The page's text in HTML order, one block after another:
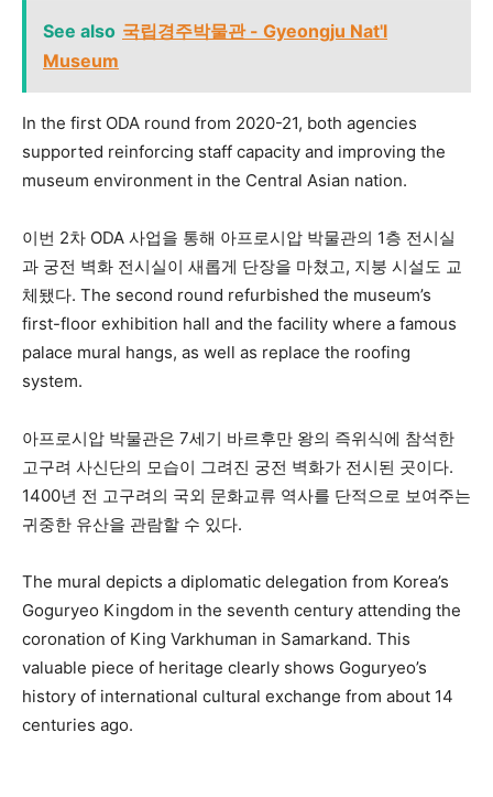
See also 국립경주박물관 - Gyeongju Nat'l
Museum
In the first ODA round from 2020-21, both agencies
supported reinforcing staff capacity and improving the
museum environment in the Central Asian nation.
이번 2차 ODA 사업을 통해 아프로시압 박물관의 1층 전시실
과 궁전 벽화 전시실이 새롭게 단장을 마쳤고, 지붕 시설도 교
체됐다. The second round refurbished the museum’s
first-floor exhibition hall and the facility where a famous
palace mural hangs, as well as replace the roofing
system.
아프로시압 박물관은 7세기 바르후만 왕의 즉위식에 참석한
고구려 사신단의 모습이 그려진 궁전 벽화가 전시된 곳이다.
1400년 전 고구려의 국외 문화교류 역사를 단적으로 보여주는
귀중한 유산을 관람할 수 있다.
The mural depicts a diplomatic delegation from Korea’s
Goguryeo Kingdom in the seventh century attending the
coronation of King Varkhuman in Samarkand. This
valuable piece of heritage clearly shows Goguryeo’s
history of international cultural exchange from about 14
centuries ago.